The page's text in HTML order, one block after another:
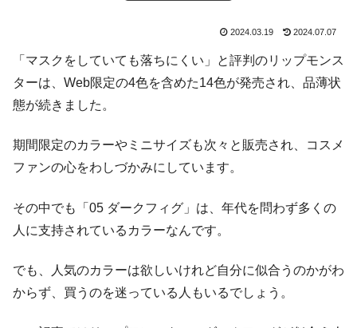
2024.03.19 2024.07.07
「マスクをしていても落ちにくい」と評判のリップモンス
ターは、Web限定の4色を含めた14色が発売され、品薄状
態が続きました。
期間限定のカラーやミニサイズも次々と販売され、コスメ
ファンの心をわしづかみにしています。
その中でも「05 ダークフィグ」は、年代を問わず多くの
人に支持されているカラーなんです。
でも、人気のカラーは欲しいけれど自分に似合うのかがわ
からず、買うのを迷っている人もいるでしょう。